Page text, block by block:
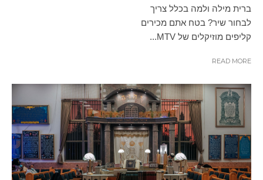
ברית מילה ולמה בכלל צריך
לבחור שיר? בטח אתם מכירים
קליפים מוזיקלים של MTV...
READ MORE